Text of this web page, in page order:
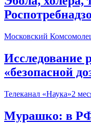
Московский
Исследование
«безопасной
Телеканал «Наука»2
Мурашко: в